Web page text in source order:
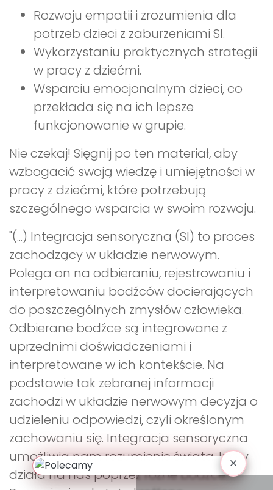
Rozwoju empatii i zrozumienia dla
potrzeb dzieci z zaburzeniami SI.
Wykorzystaniu praktycznych strategii
w pracy z dziećmi.
Wsparciu emocjonalnym dzieci, co
przekłada się na ich lepsze
funkcjonowanie w grupie.
Nie czekaj! Sięgnij po ten materiał, aby
wzbogacić swoją wiedzę i umiejętności w
pracy z dziećmi, które potrzebują
szczególnego wsparcia w swoim rozwoju.
"(...) Integracja sensoryczna (SI) to proces
zachodzący w układzie nerwowym.
Polega on na odbieraniu, rejestrowaniu i
interpretowaniu bodźców docierających
do poszczególnych zmysłów człowieka.
Odbierane bodźce są integrowane z
uprzednimi doświadczeniami i
interpretowane w ich kontekście. Na
podstawie tak zebranej informacji
zachodzi w układzie nerwowym decyzja o
udzieleniu odpowiedzi, czyli określonym
zachowaniu się. Integracja sensoryczna
umożliwia nam rozumienie świata, który
działa na nas poprzez różne bodźce.